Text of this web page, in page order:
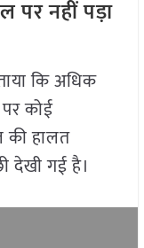
पर नहीं पड़ा
कि अधिक
कोई
हालत
देखी गई है।